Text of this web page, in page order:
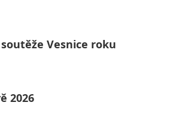
Vesnice roku
2026